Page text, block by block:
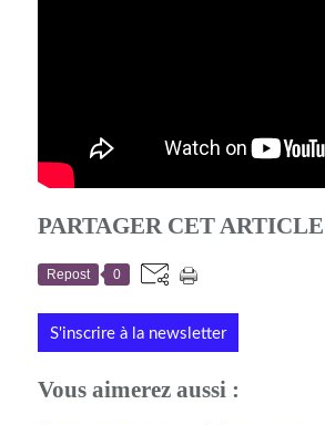
PARTAGER CET ARTICLE
Repost 0
S'inscrire à la newsletter
Vous aimerez aussi :